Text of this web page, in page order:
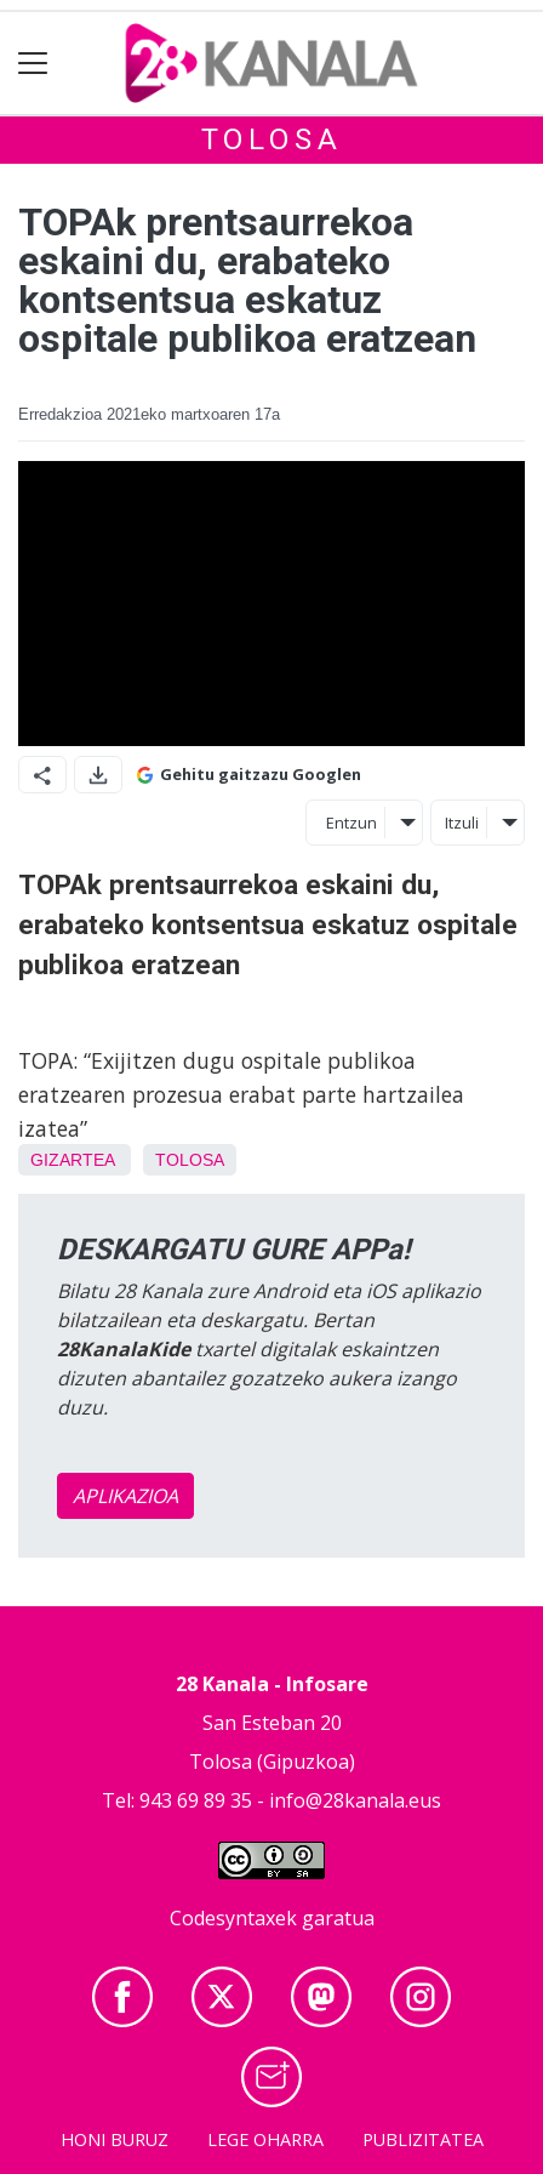
TOLOSA
TOPAk prentsaurrekoa
eskaini du, erabateko
kontsentsua eskatuz
ospitale publikoa eratzean
Erredakzioa 2021eko martxoaren 17a
Gehitu gaitzazu Googlen
Entzun Itzuli
TOPAk prentsaurrekoa eskaini du,
erabateko kontsentsua eskatuz ospitale
publikoa eratzean
TOPA: “Exijitzen dugu ospitale publikoa
eratzearen prozesua erabat parte hartzailea
izatea”
GIZARTEA TOLOSA
DESKARGATU GURE APPa!
Bilatu 28 Kanala zure Android eta iOS aplikazio
bilatzailean eta deskargatu. Bertan
28KanalaKidetxartel digitalak eskaintzen
dizuten abantailez gozatzeko aukera izango
duzu.
APLIKAZIOA
28 Kanala - Infosare
San Esteban 20
Tolosa (Gipuzkoa)
Tel: 943 69 89 35 - info@28kanala.eus
Codesyntaxek garatua
HONI BURUZ LEGE OHARRA PUBLIZITATEA